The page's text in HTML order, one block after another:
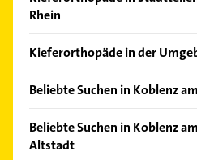
Rhein
Mitte
Kieferorthopäde in der
Neuwied
Montabaur
Mayen
Beliebte Suchen in Koblenz
Heizung & Sanitär
Lüftungsanlagen
Beliebte Suchen in Koblenz
Altstadt